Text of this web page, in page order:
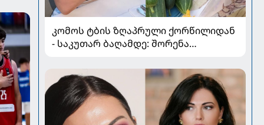
კომოს ტბის ზღაპრული ქორწილიდან
- საკუთარ ბაღამდე: შორენა